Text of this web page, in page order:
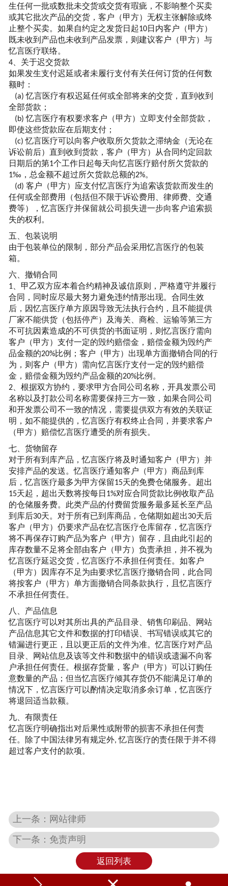
生任何一批或数批未交货或交货有瑕疵，不影响整个买卖
或其它批次产品的交货，客户（甲方）无权主张解除或终
止整个买卖。如果自约定之发货日起10日内客户（甲方）
既未收到产品也未收到产品发票，则建议客户（甲方）与
忆言医疗联络。
4、关于迟交货款
如果发生支付迟延或者未履行支付有关任何订货的任何数
额时：
(a)忆言医疗有权迟延任何或全部将来的交货，直到收到
全部货款；
(b)忆言医疗有权要求客户（甲方）立即支付全部货款，
即使这些货款应在后期支付；
(c)忆言医疗可以向客户收取所欠货款之滞纳金（无论在
诉讼前后）直到收到货款，客户（甲方）从合同约定回款
日期后的第1个工作日起每天向忆言医疗赔付所欠货款的
1‰ ，总金额不超过所欠货款总额的2%。
(d) 客户（甲方）应支付忆言医疗为追索该货款而发生的
任何或全部费用（包括但不限于诉讼费用、律师费、交通
费等），忆言医疗并保留就公司损失进一步向客户追索损
失的权利。
五、包装说明
由于包装单位的限制，部分产品会采用忆言医疗的包装
箱。
六、撤销合同
1 、甲乙双方应本着合约精神及诚信原则，严格遵守并履行
合同，同时应尽最大努力避免违约情形出现。合同生效
后，因忆言医疗单方原因导致无法执行合约，且不能提供
厂家不能供货（包括停产）及海关、商检、运输等第三方
不可抗因素造成的不可供货的书面证明，则忆言医疗需向
客户（甲方）支付一定的毁约赔偿金，赔偿金额为毁约产
品金额的20%比例；客户（甲方）出现单方面撤销合同的行
为，则客户（甲方）需向忆言医疗支付一定的毁约赔偿
金，赔偿金额为毁约产品金额的20%比例。
2、根据双方协约，要求甲方合同公司名称，开具发票公司
名称以及打款公司名称需要保持三方一致，如果合同公司
和开发票公司不一致的情况，需要提供双方有效的关联证
明，如不能提供的，忆言医疗有权终止合同，并要求客户
（甲方）赔偿忆言医疗遭受的所有损失。
七、货物留存
对于所有到库产品，忆言医疗将及时通知客户（甲方）并
安排产品的发送。忆言医疗通知客户（甲方）商品到库
后，忆言医疗最多为甲方保留15天的免费仓储服务。超出
15天起，超出天数将按每日 1%对应合同货款比例收取产品
的仓储服务费。此类产品的付费留货服务最多延长至产品
到库后30天。对于所有已到库商品，仓储期如超出30天后
客户（甲方）仍要求产品在忆言医疗仓库留存，忆言医疗
将不再保存订购产品为客户（甲方）留存，且由此引起的
库存数量不足将全部由客户（甲方）负责承担，并不视为
忆言医疗延迟交货，忆言医疗不承担任何责任。如客户
（甲方）因库存不足为由要求忆言医疗撤销合同，此合同
将按客户（甲方）单方面撤销合同条款执行，且忆言医疗
不承担任何责任。
八、产品信息
忆言医疗可以对其所出具的产品目录、销售印刷品、网站
产品信息其它文件和数据的打印错误、书写错误或其它的
错漏进行更正，且以更正后的文件为准。忆言医疗对产品
目录、网站信息及该等文件和数据中的错误或遗漏不向客
户承担任何责任。根据存货量，客户（甲方）可以订购任
意数量的产品；但当忆言医疗倾其存货仍不能满足订单的
情况下，忆言医疗可以酌情决定取消多余订单，忆言医疗
将退回适当款额。
九、有限责任
忆言医疗明确指出对后果性或附带的损害不承担任何责
任。除了中国法律另有规定外,忆言医疗的责任限于并不得
超过客户支付的款项。
上一条：网站律师
下一条：免责声明
返回列表